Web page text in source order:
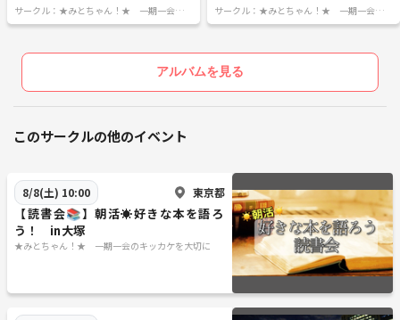
サークル：★みとちゃん！★ 一期一会のキ
ッカケを大切に
サークル：★みとちゃん！★ 一期一会のキ
ッカケを大切に
アルバムを見る
このサークルの他のイベント
8/8(土) 10:00 東京都
【読書会📚】朝活☀️好きな本を語ろ
う！ in大塚
★みとちゃん！★ 一期一会のキッカケを大切に